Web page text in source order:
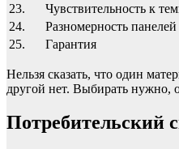
23.
Чувствительность к
24.
Разномерность
25.
Гарантия
Нельзя сказать, что один
другой нет. Выбирать нужно,
Потребительский